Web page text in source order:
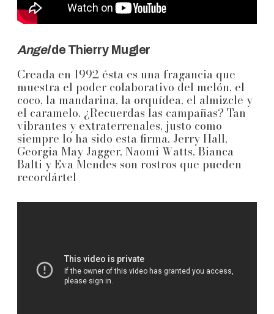
Angelde Thierry Mugler
Creada en 1992 ésta es una fragancia que
muestra el poder colaborativo del melón, el
coco, la mandarina, la orquídea, el almizcle y
el caramelo. ¿Recuerdas las campañas? Tan
vibrantes y extraterrenales, justo como
siempre lo ha sido esta firma. Jerry Hall,
Georgia May Jagger, Naomi Watts, Bianca
Balti y Eva Mendes son rostros que pueden
recordártel